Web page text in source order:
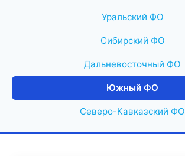
Уральский ФО
Сибирский ФО
Дальневосточный ФО
Южный ФО
Северо-Кавказский ФО